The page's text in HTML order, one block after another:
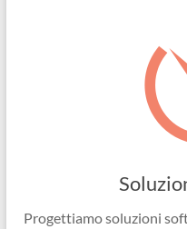
Progettiamo soluzioni